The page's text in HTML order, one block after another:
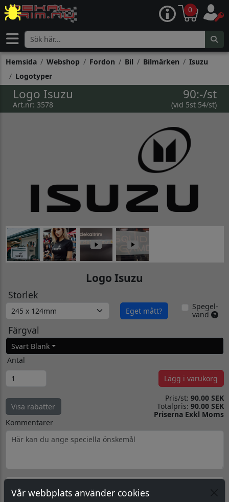
Vår webbplats använder cookies
0
Hemsida Webshop Fordon Bil Bilmärken
Isuzu
Logotyper
Logo Isuzu
Art.nr: 3578
90:-/st
(vid 5st 54/st)
Logo Isuzu
Storlek
Eget mått?
Spegel-
vänd
Färgval
Svart Blank
Antal
Lägg i varukorg
Visa rabatter
Pris/st: 90.00 SEK
Totalpris: 90.00 SEK
Priserna Exkl Moms
Kommentarer
Produktbeskrivning
Dokument